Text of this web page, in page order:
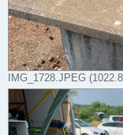
IMG_1728.JPEG